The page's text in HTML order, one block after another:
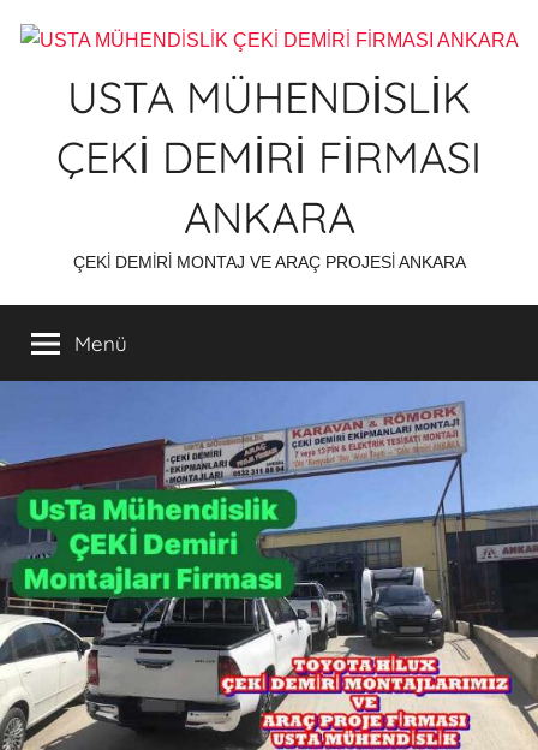
atla
USTA MÜHENDİSLİK
ÇEKİ DEMİRİ FİRMASI
ANKARA
ÇEKİ DEMİRİ MONTAJ VE ARAÇ PROJESİ ANKARA
Menü